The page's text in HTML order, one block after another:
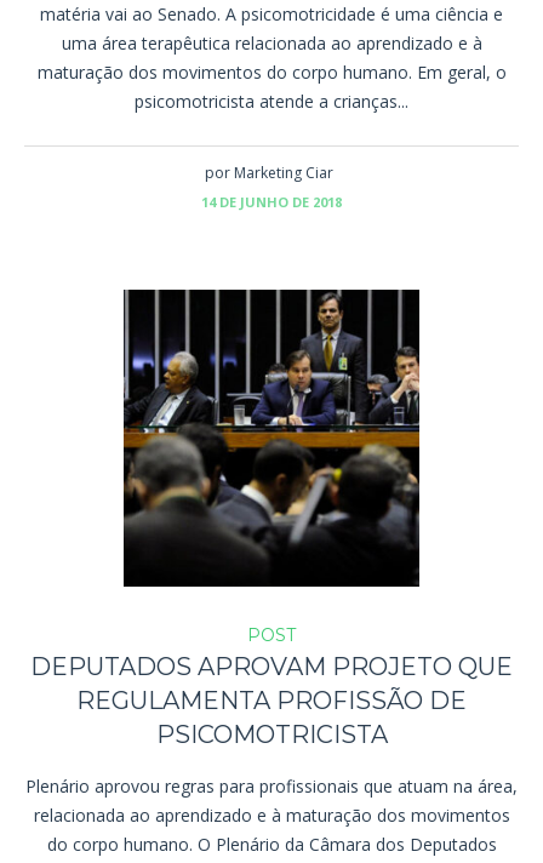
matéria vai ao Senado. A psicomotricidade é uma ciência e
uma área terapêutica relacionada ao aprendizado e à
maturação dos movimentos do corpo humano. Em geral, o
psicomotricista atende a crianças...
por Marketing Ciar
14 DE JUNHO DE 2018
POST
DEPUTADOS APROVAM PROJETO QUE
REGULAMENTA PROFISSÃO DE
PSICOMOTRICISTA
Plenário aprovou regras para profissionais que atuam na área,
relacionada ao aprendizado e à maturação dos movimentos
do corpo humano. O Plenário da Câmara dos Deputados